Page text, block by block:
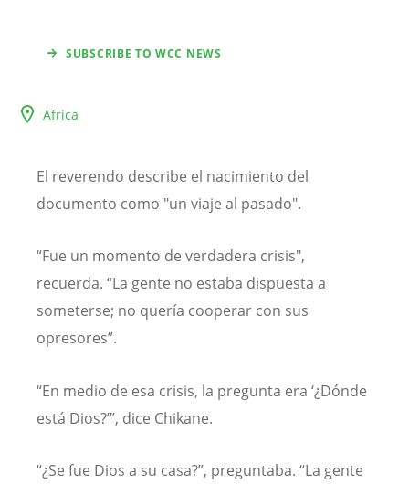
SUBSCRIBE TO WCC NEWS
Africa
El reverendo describe el nacimiento del
documento como "un viaje al pasado".
“Fue un momento de verdadera crisis",
recuerda. “La gente no estaba dispuesta a
someterse; no quería cooperar con sus
opresores”.
“En medio de esa crisis, la pregunta era ‘¿Dónde
está Dios?’”, dice Chikane.
“¿Se fue Dios a su casa?”, preguntaba. “La gente